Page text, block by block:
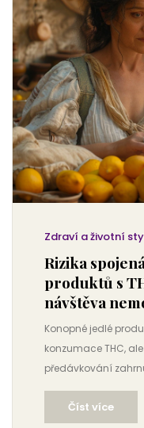
Zdraví a životní
Rizika
produktů s
návštěva
Konopné jedlé
konzumace THC,
předávkování
stavy a fyzické
hospitalizaci.
Číst více